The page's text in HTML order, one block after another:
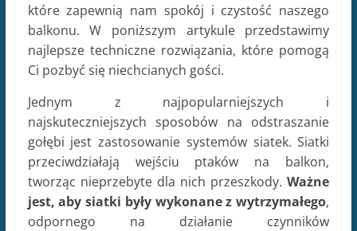
które zapewnią nam spokój i czystość naszego
balkonu. W poniższym artykule przedstawimy
najlepsze techniczne rozwiązania, które pomogą
Ci pozbyć się niechcianych gości.
Jednym z najpopularniejszych i
najskuteczniejszych sposobów na odstraszanie
gołębi jest zastosowanie systemów siatek. Siatki
przeciwdziałają wejściu ptaków na balkon,
tworząc nieprzebyte dla nich przeszkody. Ważne
jest, aby siatki były wykonane z wytrzymałego,
odpornego na działanie czynników